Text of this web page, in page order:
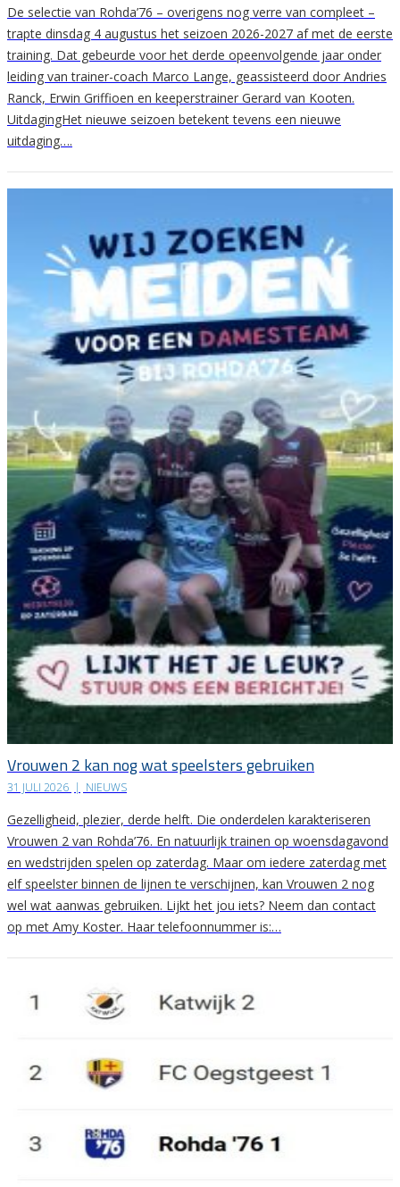
De selectie van Rohda’76 – overigens nog verre van compleet –
trapte dinsdag 4 augustus het seizoen 2026-2027 af met de eerste
training. Dat gebeurde voor het derde opeenvolgende jaar onder
leiding van trainer-coach Marco Lange, geassisteerd door Andries
Ranck, Erwin Griffioen en keeperstrainer Gerard van Kooten.
UitdagingHet nieuwe seizoen betekent tevens een nieuwe
uitdaging….
Vrouwen 2 kan nog wat speelsters gebruiken
31 JULI 2026 | NIEUWS
Gezelligheid, plezier, derde helft. Die onderdelen karakteriseren
Vrouwen 2 van Rohda’76. En natuurlijk trainen op woensdagavond
en wedstrijden spelen op zaterdag. Maar om iedere zaterdag met
elf speelster binnen de lijnen te verschijnen, kan Vrouwen 2 nog
wel wat aanwas gebruiken. Lijkt het jou iets? Neem dan contact
op met Amy Koster. Haar telefoonnummer is:…